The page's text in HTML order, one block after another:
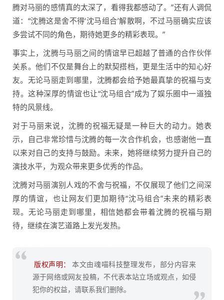
腾对马丽的感情真的太深了，看得我都感动了。”还有人调侃
道：“沈腾这是舍不得‘沈马组合’解散啊，不过马丽确实应该
多尝试不同的角色，期待她更多的精彩表现。”
事实上，沈腾与马丽之间的情谊早已超越了普通的合作伙伴
关系。他们不仅是舞台上的默契搭档，更是生活中的知心好
友。无论马丽走到哪里，沈腾都会给予她最真挚的祝福与支
持。这种深厚的情谊也让“沈马组合”成为了娱乐圈中一道独
特的风景线。
对于马丽来说，沈腾的祝福无疑是一种巨大的动力。她表
示，自己非常珍惜与沈腾的每一次合作机会，也感谢他一直
以来对自己的支持与鼓励。未来，她将继续努力提升自己的
演技水平，为观众带来更多优秀的作品。
沈腾对马丽演别人戏的不舍与祝福，不仅展现了他们之间深
厚的情谊，也让网友们更加期待“沈马组合”未来的精彩表
现。无论马丽走到哪里，相信她都会带着沈腾的祝福与期
待，继续在演艺道路上发光发热。
版权声明：
本文由魂喵科技整理发布，部分内容来
源于网络或网友投稿，不代表本站立场或观点，如侵
犯你的权益，请联系我们删除。